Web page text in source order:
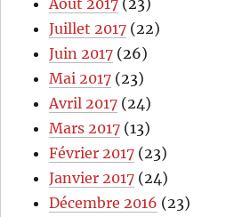
Juillet 2017 (22)
Juin 2017 (26)
Mai 2017 (23)
Avril 2017 (24)
Mars 2017 (13)
Février 2017 (23)
Janvier 2017 (24)
Décembre 2016 (23)